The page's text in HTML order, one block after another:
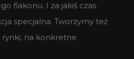
flakonu. I za jakiś czas
specjalna. Tworzymy też
na konkretne